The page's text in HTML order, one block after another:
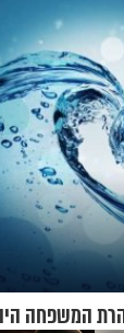
המשפחה